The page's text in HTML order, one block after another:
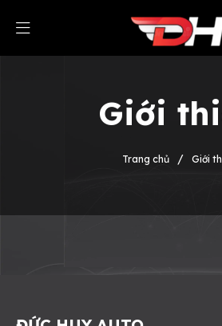
Giới
Trang chủ / Giới